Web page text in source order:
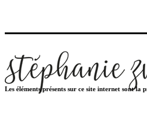
Les éléments présents sur ce site internet sont